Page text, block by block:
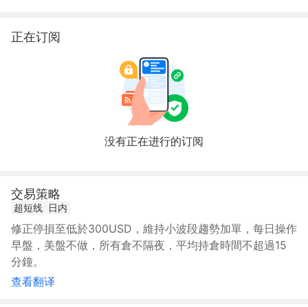
正在订阅
没有正在进行的订阅
交易策略
超短线 日内
修正停損至低於300USD，維持小波段趨勢加單，每日操作
早盤，美盤不做，所有倉不隔夜，平均持倉時間不超過15
分鐘。
查看翻译